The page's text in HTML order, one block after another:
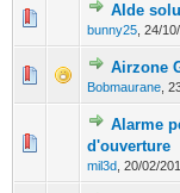
AIde
bunny25 24/
0
Airzone
Bobmaurane
0
Alarme
d'ouverture
mil3d 20/02/
0